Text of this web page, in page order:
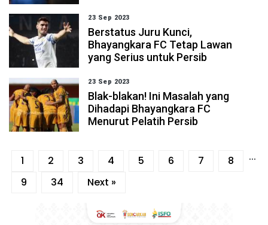
23 Sep 2023
Berstatus Juru Kunci,
Bhayangkara FC Tetap Lawan
yang Serius untuk Persib
23 Sep 2023
Blak-blakan! Ini Masalah yang
Dihadapi Bhayangkara FC
Menurut Pelatih Persib
1 2 3 4 5 6 7
8
9
...
34
Next »